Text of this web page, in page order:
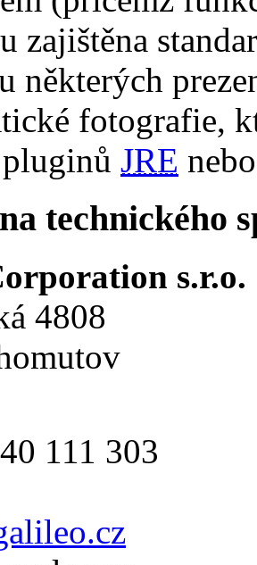
zajištěna
některých
fotografie,
JRE
technického
s.r.o.
4808
111 303